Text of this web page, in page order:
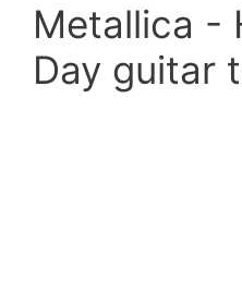
Metallica -
Day guitar